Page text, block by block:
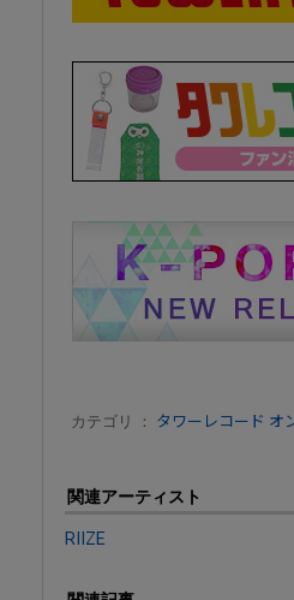
カテゴリ ： タワーレコード オ
関連アーティスト
RIIZE